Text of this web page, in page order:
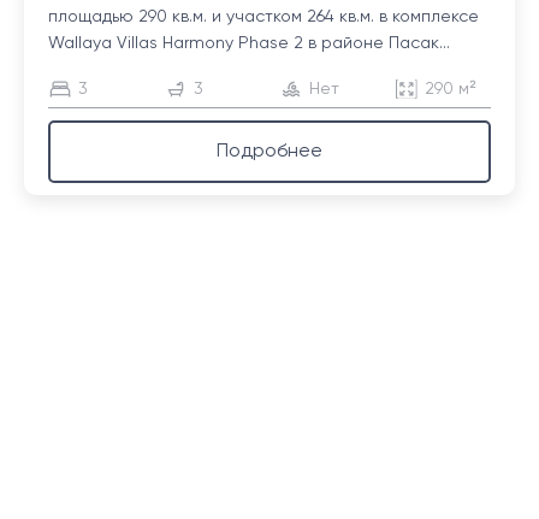
площадью 290 кв.м. и участком 264 кв.м. в комплексе
Wallaya Villas Harmony Phase 2 в районе Пасак...
3 3 Нет 290 м²
Подробнее